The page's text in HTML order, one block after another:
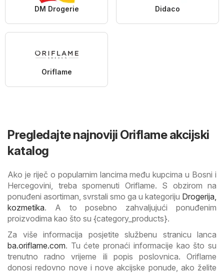
DM Drogerie Didaco
Oriflame
Pregledajte najnoviji Oriflame akcijski
katalog
Ako je riječ o popularnim lancima među kupcima u Bosni i
Hercegovini, treba spomenuti Oriflame. S obzirom na
ponuđeni asortiman, svrstali smo ga u kategoriju Drogerija,
kozmetika. A to posebno zahvaljujući ponuđenim
proizvodima kao što su {category_products}.
Za više informacija posjetite službenu stranicu lanca
ba.oriflame.com. Tu ćete pronaći informacije kao što su
trenutno radno vrijeme ili popis poslovnica. Oriflame
donosi redovno nove i nove akcijske ponude, ako želite